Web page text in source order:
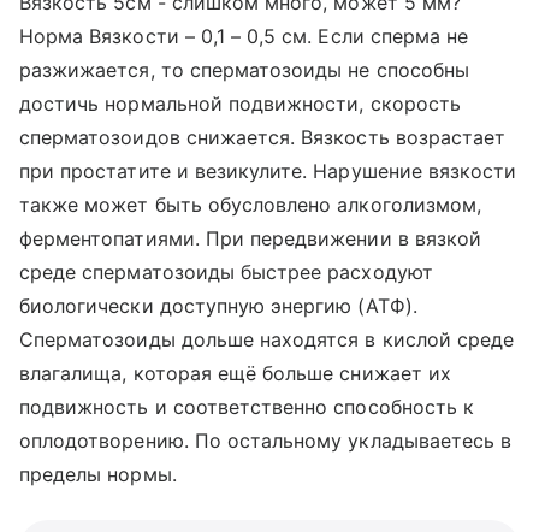
Норма Вязкости – 0,1 – 0,5 см. Если сперма не
разжижается, то сперматозоиды не способны
достичь нормальной подвижности, скорость
сперматозоидов снижается. Вязкость возрастает
при простатите и везикулите. Нарушение вязкости
также может быть обусловлено алкоголизмом,
ферментопатиями. При передвижении в вязкой
среде сперматозоиды быстрее расходуют
биологически доступную энергию (АТФ).
Сперматозоиды дольше находятся в кислой среде
влагалища, которая ещё больше снижает их
подвижность и соответственно способность к
оплодотворению. По остальному укладываетесь в
пределы нормы.